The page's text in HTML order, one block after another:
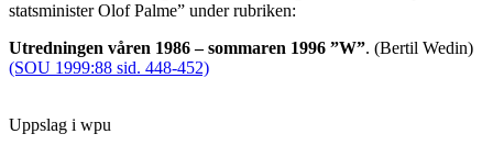
statsminister Olof Palme” under rubriken:
Utredningen våren 1986 – sommaren 1996 ”W”. (Bertil Wedin)
(SOU 1999:88 sid. 448-452)
Uppslag i wpu